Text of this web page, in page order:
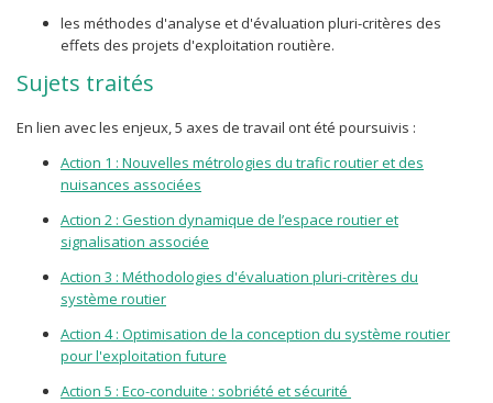
les méthodes d'analyse et d'évaluation pluri-critères des
effets des projets d'exploitation routière.
Sujets traités
En lien avec les enjeux, 5 axes de travail ont été poursuivis :
Action 1 : Nouvelles métrologies du trafic routier et des
nuisances associées
Action 2 : Gestion dynamique de l’espace routier et
signalisation associée
Action 3 : Méthodologies d'évaluation pluri-critères du
système routier
Action 4 : Optimisation de la conception du système routier
pour l'exploitation future
Action 5 : Eco-conduite : sobriété et sécurité